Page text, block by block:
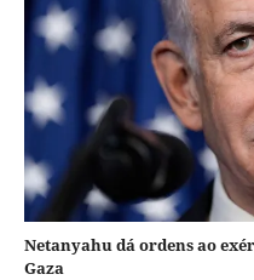
Netanyahu dá ordens ao
Gaza